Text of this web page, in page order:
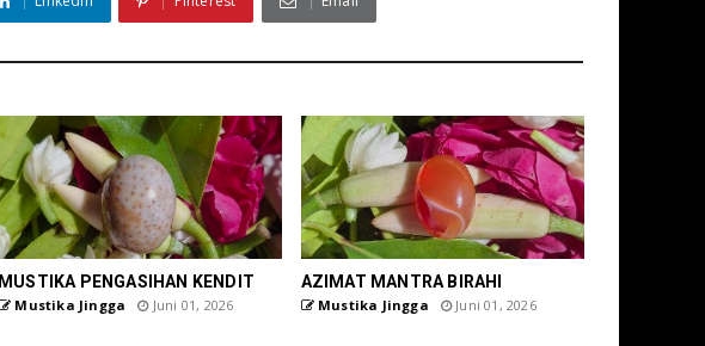
MUSTIKA PENGASIHAN KENDIT
Mustika Jingga Juni 01, 2026
AZIMAT MANTRA BIRAHI
Mustika Jingga Juni 01, 2026